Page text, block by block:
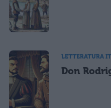
LETTERATURA
Don